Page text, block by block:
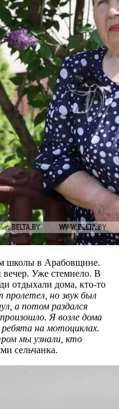
школы в Арабовщине.
Уже стемнело. В
отдыхали дома, кто-то
пролетел, но звук был
а потом раздался
Я возле дома
на мотоциклах.
мы узнали, кто
сельчанка.